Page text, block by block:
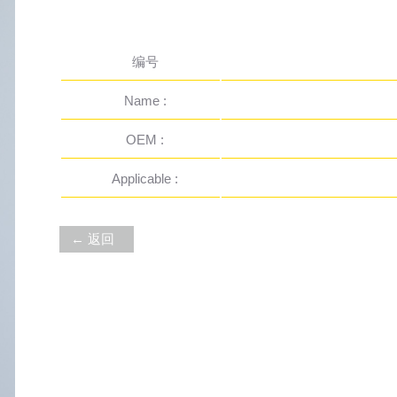
编号
Name :
OEM :
Applicable :
← 返回